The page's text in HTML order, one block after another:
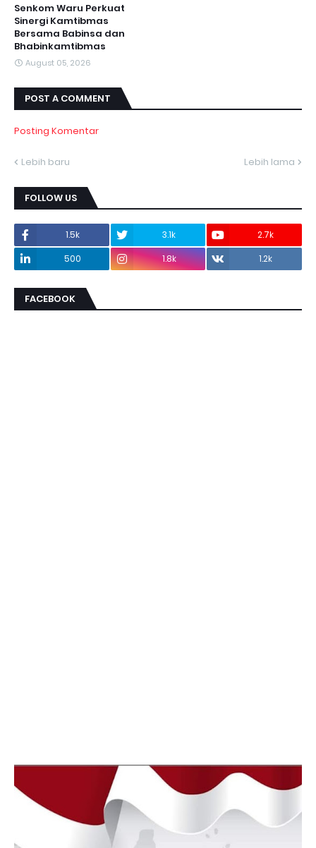
Senkom Waru Perkuat
Sinergi Kamtibmas
Bersama Babinsa dan
Bhabinkamtibmas
August 05, 2026
POST A COMMENT
Posting Komentar
Lebih baru Lebih lama
FOLLOW US
1.5k 3.1k
2.7k
500
1.8k 1.2k
FACEBOOK